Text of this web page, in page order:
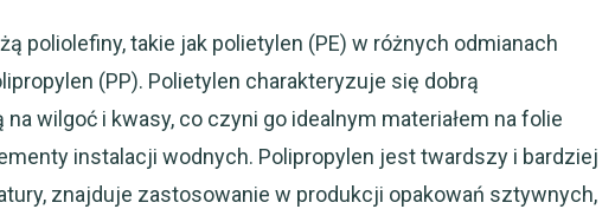
poliolefiny, takie jak polietylen (PE) w różnych odmianach
(PP). Polietylen charakteryzuje się dobrą
wilgoć i kwasy, co czyni go idealnym materiałem na folie
instalacji wodnych. Polipropylen jest twardszy i bardziej
znajduje zastosowanie w produkcji opakowań sztywnych,